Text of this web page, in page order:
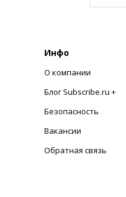
Инфо
О компании
Блог Subscribe.ru +
Безопасность
Вакансии
Обратная связь